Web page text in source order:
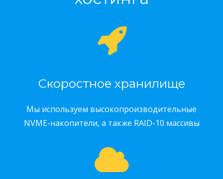
Скоростное хранилище
Мы используем высокопроизводительные
NVME-накопители, а также RAID-10 массивы